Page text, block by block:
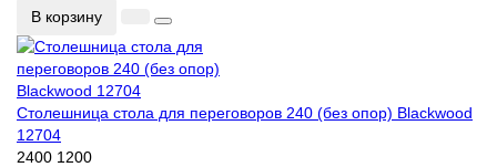
В корзину
Столешница стола для переговоров 240 (без опор) Blackwood
12704
2400 1200